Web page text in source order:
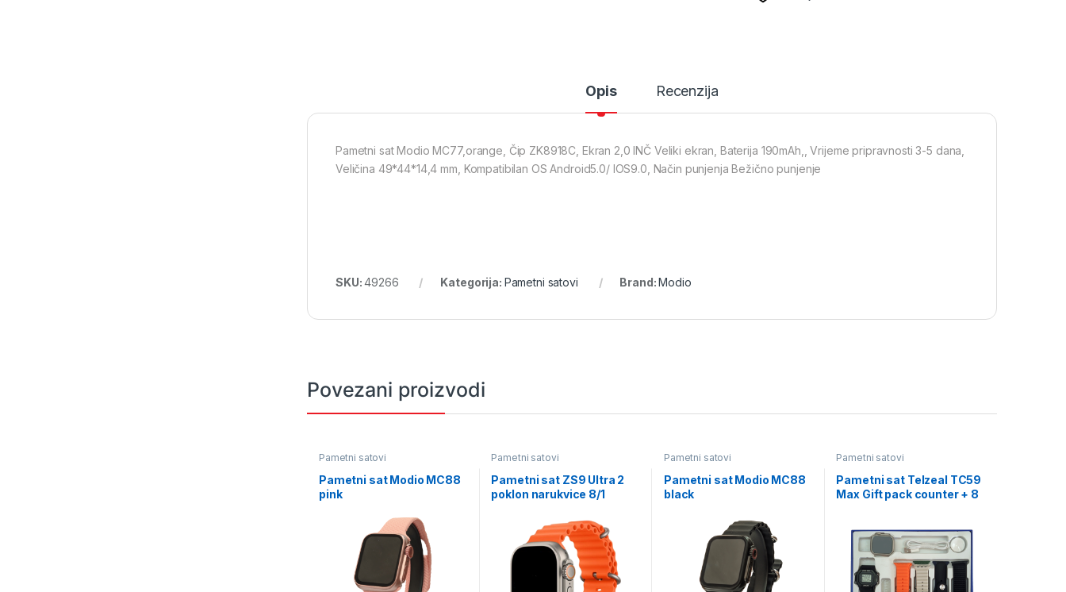
Opis Recenzija
Pametni sat Modio MC77,orange, Čip ZK8918C, Ekran 2,0 INČ Veliki ekran, Baterija 190mAh,, Vrijeme pripravnosti 3-5 dana,
Veličina 49*44*14,4 mm, Kompatibilan OS Android5.0/ IOS9.0, Način punjenja Bežično punjenje
SKU:49266 Kategorija: Pametni satovi Brand:Modio
Povezani proizvodi
Pametni satovi
Pametni sat Modio MC88
pink
Pametni satovi
Pametni sat ZS9 Ultra 2
poklon narukvice 8/1
Pametni satovi
Pametni sat Modio MC88
black
Pametni satovi
Pametni sat Telzeal TC59
Max Gift pack counter + 8